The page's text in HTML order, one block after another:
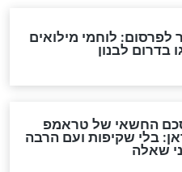
מאלף לחיים: מה
הסדר?